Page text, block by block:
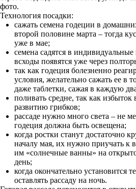
фото.
Технология посадки:
сажать семена годеции в
второй половине марта – тогда
уже в мае;
семена садятся в
всходы появятся уже через
так как годеция болезненно
условия, желательно сажать ее в
даже таблетки, сажая в каждую
поливать средне, так как избыток
развитию грибков;
рассаде нужно много света – не
годеция должна быть освещена;
когда ростки станут достаточно
началу мая, их нужно приучать к
им «солнечные ванны» на
день;
когда окончательно установится
оставлять рассаду на ночь.